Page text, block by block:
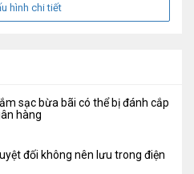
hình chi tiết
sạc bừa bãi có thể bị đánh cắp
hàng
đối không nên lưu trong điện